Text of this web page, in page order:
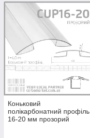
Коньковий
полікарбонатний профіль
16-20 мм прозорий